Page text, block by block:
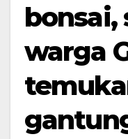
bonsai,
warga